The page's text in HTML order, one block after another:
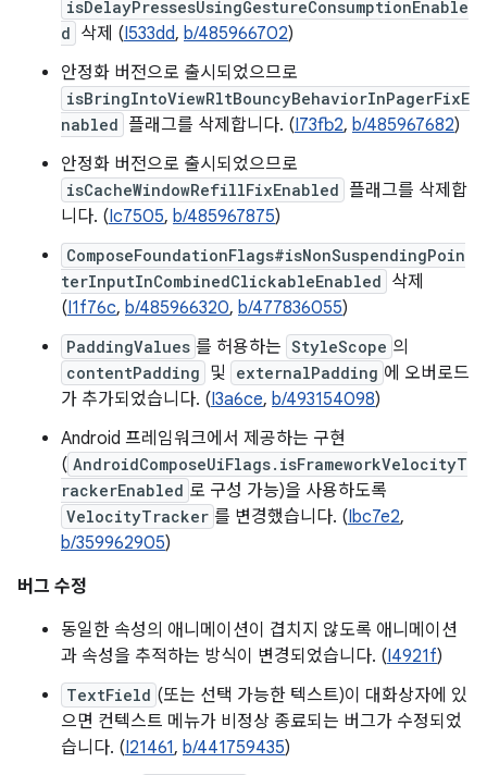
isDelayPressesUsingGestureConsumptionEnable
d 삭제 (I533dd, b/485966702)
안정화 버전으로 출시되었으므로
isBringIntoViewRltBouncyBehaviorInPagerFixE
nabled 플래그를 삭제합니다. (I73fb2, b/485967682)
안정화 버전으로 출시되었으므로
isCacheWindowRefillFixEnabled 플래그를 삭제합
니다. (Ic7505, b/485967875)
ComposeFoundationFlags#isNonSuspendingPoin
terInputInCombinedClickableEnabled 삭제
(I1f76c, b/485966320, b/477836055)
PaddingValues 를 허용하는 StyleScope 의
contentPadding 및 externalPadding 에 오버로드
가 추가되었습니다. (I3a6ce, b/493154098)
Android 프레임워크에서 제공하는 구현
( AndroidComposeUiFlags.isFrameworkVelocityT
rackerEnabled 로 구성 가능)을 사용하도록
VelocityTracker 를 변경했습니다. (Ibc7e2,
b/359962905)
버그 수정
동일한 속성의 애니메이션이 겹치지 않도록 애니메이션
과 속성을 추적하는 방식이 변경되었습니다. (I4921f)
TextField (또는 선택 가능한 텍스트)이 대화상자에 있
으면 컨텍스트 메뉴가 비정상 종료되는 버그가 수정되었
습니다. (I21461, b/441759435)